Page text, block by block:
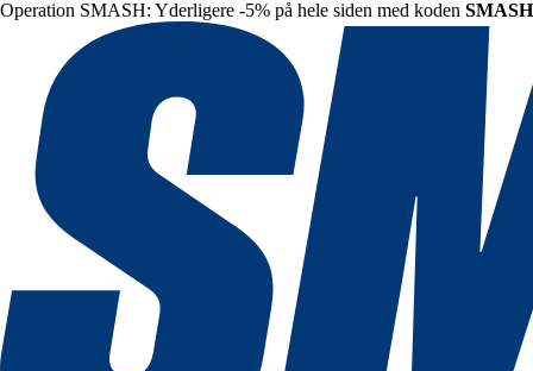
Operation SMASH: Yderligere -5% på hele siden med koden